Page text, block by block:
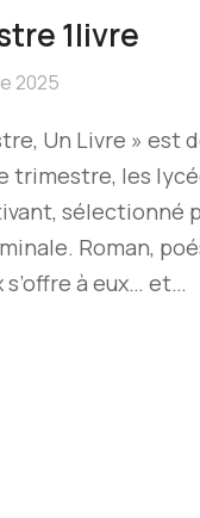
1livre
2025
Un Livre » est
trimestre, les
sélectionné
Roman,
à eux… et…